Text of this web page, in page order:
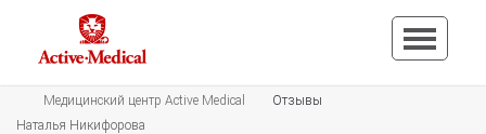
Медицинский центр Active Medical
Отзывы
Наталья Никифорова